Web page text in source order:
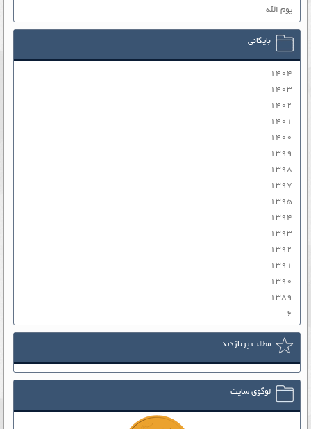
یوم الله
بایگانی
۱۴۰۴
۱۴۰۳
۱۴۰۲
۱۴۰۱
۱۴۰۰
۱۳۹۹
۱۳۹۸
۱۳۹۷
۱۳۹۵
۱۳۹۴
۱۳۹۳
۱۳۹۲
۱۳۹۱
۱۳۹۰
۱۳۸۹
۶
مطالب پربازدید
لوگوی سایت